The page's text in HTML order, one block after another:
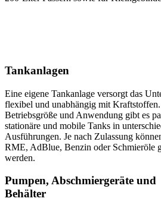
Tankanlagen
Eine eigene Tankanlage versorgt das
flexibel und unabhängig mit
Betriebsgröße und Anwendung gibt es
stationäre und mobile Tanks in
Ausführungen. Je nach Zulassung
RME, AdBlue, Benzin oder Schmieröle
werden.
Pumpen, Abschmiergeräte und
Behälter